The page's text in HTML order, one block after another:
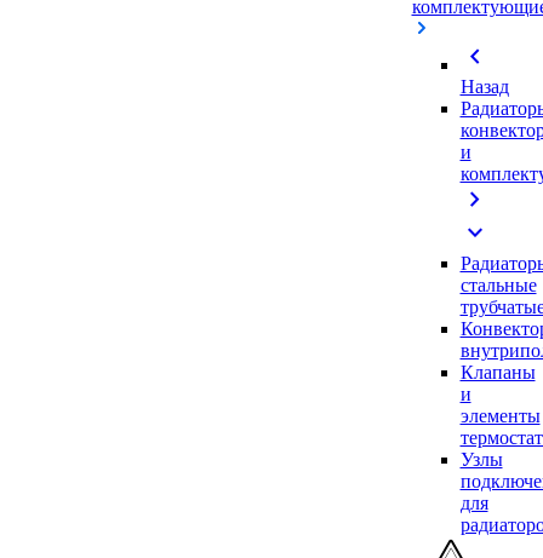
chevron_left
Назад
и
chevron_right
expand_more
стальные
Клапаны
и
элементы
Узлы
для